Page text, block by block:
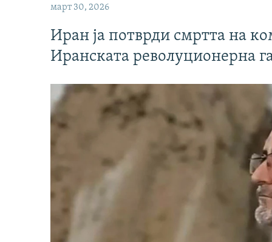
март 30, 2026
Иран ја потврди смртта на
Иранската револуционерна